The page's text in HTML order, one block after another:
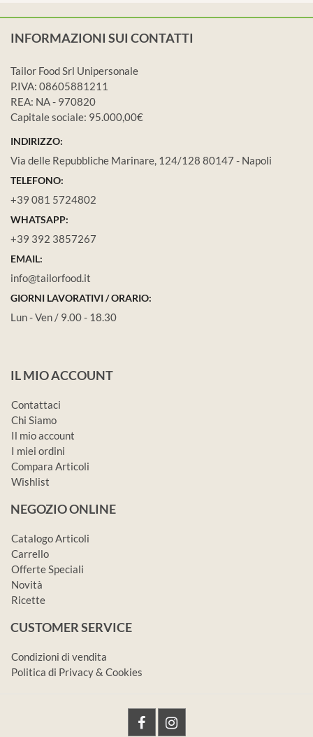
INFORMAZIONI SUI CONTATTI
Tailor Food Srl Unipersonale
P.IVA: 08605881211
REA: NA - 970820
Capitale sociale: 95.000,00€
INDIRIZZO:
Via delle Repubbliche Marinare, 124/128 80147 - Napoli
TELEFONO:
+39 081 5724802
WHATSAPP:
+39 392 3857267
EMAIL:
info@tailorfood.it
GIORNI LAVORATIVI / ORARIO:
Lun - Ven / 9.00 - 18.30
IL MIO ACCOUNT
Contattaci
Chi Siamo
Il mio account
I miei ordini
Compara Articoli
Wishlist
NEGOZIO ONLINE
Catalogo Articoli
Carrello
Offerte Speciali
Novità
Ricette
CUSTOMER SERVICE
Condizioni di vendita
Politica di Privacy & Cookies